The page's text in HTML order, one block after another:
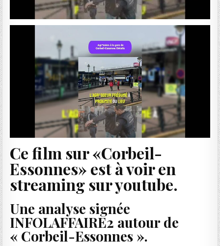
Ce film sur «Corbeil-
Essonnes» est à voir en
streaming sur youtube.
Une analyse signée
INFOLAFFAIRE2 autour de
« Corbeil-Essonnes ».